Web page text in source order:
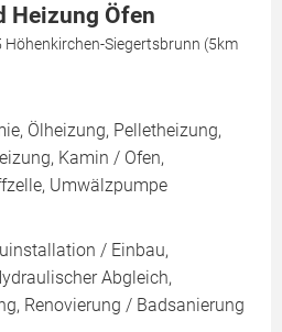
Heizung Öfen
Siegertsbrunn (5km
Ölheizung, Pelletheizung,
Kamin / Ofen,
Umwälzpumpe
/ Einbau,
Abgleich,
Renovierung / Badsanierung